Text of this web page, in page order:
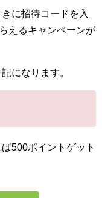
に招待コードを入
えるキャンペーンが
になります。
500ポイントゲット